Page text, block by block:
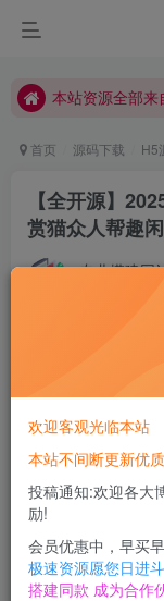
本站资源全部来
首页 源码下载 H5
【全开源】
赏猫众人帮趣
专业搭建网
1、本店源码都是
购买
欢迎客观光临本站
本站不间断更新优
投稿通知:欢迎各大
励!
会员优惠中，早买
极速资源愿您日进
搭建同款 成为合作